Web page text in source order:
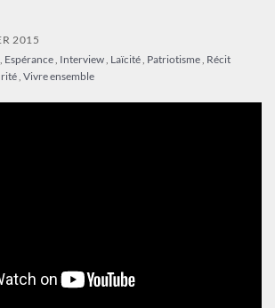
2015
, Espérance, Interview, Laïcité, Patriotisme, Récit
, Vivre ensemble